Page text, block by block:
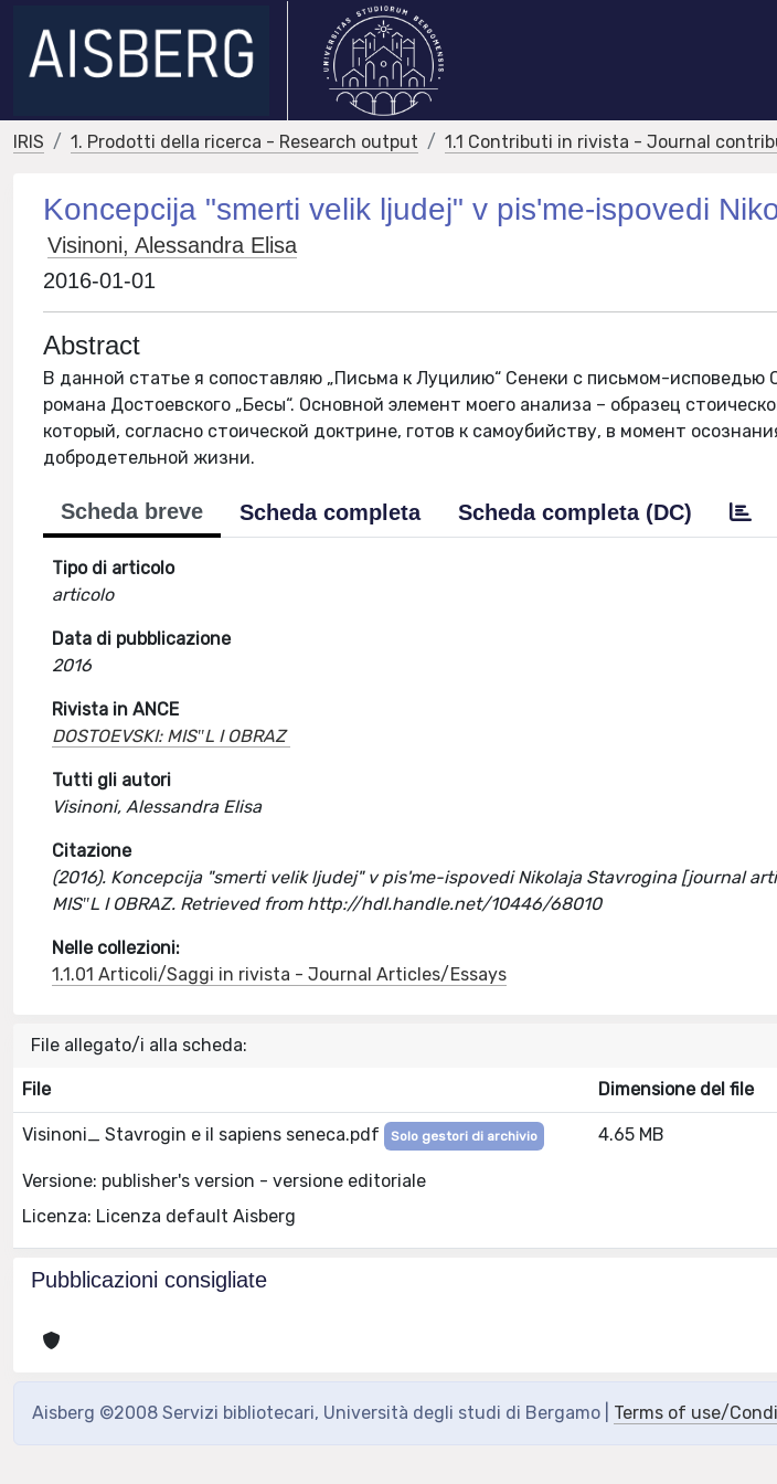
IRIS 1. Prodotti della ricerca - Research output 1.1 Contributi in rivista - Journal
Koncepcija "smerti velik ljudej" v pis'me-ispovedi
Visinoni, Alessandra Elisa
2016-01-01
Abstract
В данной статье я сопоставляю „Письма к Луцилию“ Сенеки с письмом-исповедью
романа Достоевского „Бесы“. Основной элемент моего анализа – образец
который, согласно стоической доктрине, готов к самоубийству, в момент
добродетельной жизни.
Scheda breve Scheda completa Scheda completa (DC)
Tipo di articolo
articolo
Data di pubblicazione
2016
Rivista in ANCE
DOSTOEVSKI: MISʺL I OBRAZ
Tutti gli autori
Visinoni, Alessandra Elisa
Citazione
(2016). Koncepcija "smerti velik ljudej" v pis'me-ispovedi Nikolaja Stavrogina [journal
MISʺL I OBRAZ. Retrieved from http://hdl.handle.net/10446/68010
Nelle collezioni:
1.1.01 Articoli/Saggi in rivista - Journal Articles/Essays
File allegato/i alla scheda:
File Dimensione del file
Visinoni_ Stavrogin e il sapiens seneca.pdf Solo gestori di archivio
Versione: publisher's version - versione editoriale
Licenza: Licenza default Aisberg
4.65 MB
Pubblicazioni consigliate
Aisberg ©2008 Servizi bibliotecari, Università degli studi di Bergamo | Terms of use/